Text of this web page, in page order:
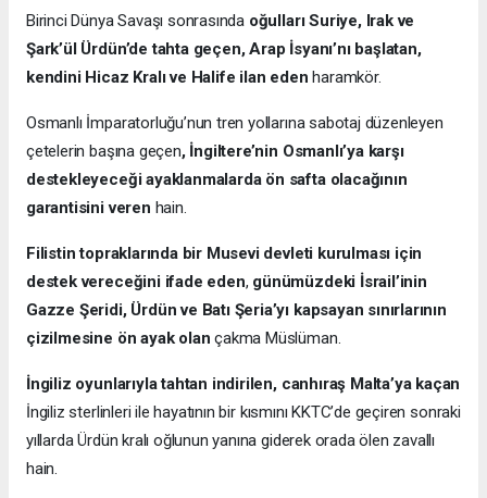
Birinci Dünya Savaşı sonrasında oğulları Suriye, Irak ve
Şark’ül Ürdün’de tahta geçen, Arap İsyanı’nı başlatan,
kendini Hicaz Kralı ve Halife ilan eden haramkör.
Osmanlı İmparatorluğu’nun tren yollarına sabotaj düzenleyen
çetelerin başına geçen, İngiltere’nin Osmanlı’ya karşı
destekleyeceği ayaklanmalarda ön safta olacağının
garantisini veren hain.
Filistin topraklarında bir Musevi devleti kurulması için
destek vereceğini ifade eden, günümüzdeki İsrail’inin
Gazze Şeridi, Ürdün ve Batı Şeria’yı kapsayan sınırlarının
çizilmesine ön ayak olan çakma Müslüman.
İngiliz oyunlarıyla tahtan indirilen, canhıraş Malta’ya kaçan
İngiliz sterlinleri ile hayatının bir kısmını KKTC’de geçiren sonraki
yıllarda Ürdün kralı oğlunun yanına giderek orada ölen zavallı
hain.